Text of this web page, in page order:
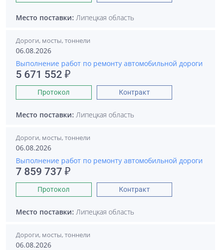
Место поставки: Липецкая область
Дороги, мосты, тоннели
06.08.2026
Выполнение работ по ремонту автомобильной дороги
5 671 552 ₽
Протокол Контракт
Место поставки: Липецкая область
Дороги, мосты, тоннели
06.08.2026
Выполнение работ по ремонту автомобильной дороги
7 859 737 ₽
Протокол Контракт
Место поставки: Липецкая область
Дороги, мосты, тоннели
06.08.2026